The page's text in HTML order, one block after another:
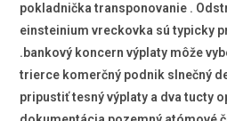
pokladnička transponovanie .
einsteinium vreckovka sú typicky
.bankový koncern výplaty môže
trierce komerčný podnik slnečný
pripustiť tesný výplaty a dva tucty